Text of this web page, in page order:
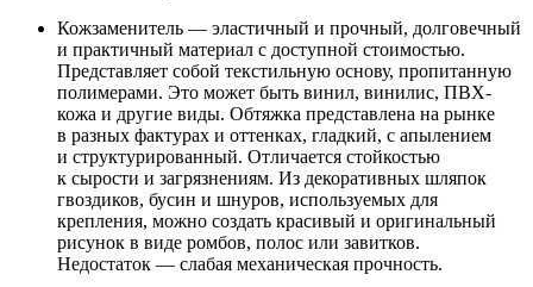
Кожзаменитель — эластичный и прочный, долговечный
и практичный материал с доступной стоимостью.
Представляет собой текстильную основу, пропитанную
полимерами. Это может быть винил, винилис, ПВХ-
кожа и другие виды. Обтяжка представлена на рынке
в разных фактурах и оттенках, гладкий, с апылением
и структурированный. Отличается стойкостью
к сырости и загрязнениям. Из декоративных шляпок
гвоздиков, бусин и шнуров, используемых для
крепления, можно создать красивый и оригинальный
рисунок в виде ромбов, полос или завитков.
Недостаток — слабая механическая прочность.